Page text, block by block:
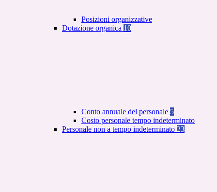
Posizioni organizzative
Dotazione organica 10
Conto annuale del personale 5
Costo personale tempo indeterminato
Personale non a tempo indeterminato 23